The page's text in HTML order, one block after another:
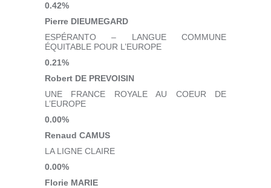
0.42%
Pierre DIEUMEGARD
ESPÉRANTO – LANGUE COMMUNE
ÉQUITABLE POUR L’EUROPE
0.21%
Robert DE PREVOISIN
UNE FRANCE ROYALE AU COEUR DE
L’EUROPE
0.00%
Renaud CAMUS
LA LIGNE CLAIRE
0.00%
Florie MARIE